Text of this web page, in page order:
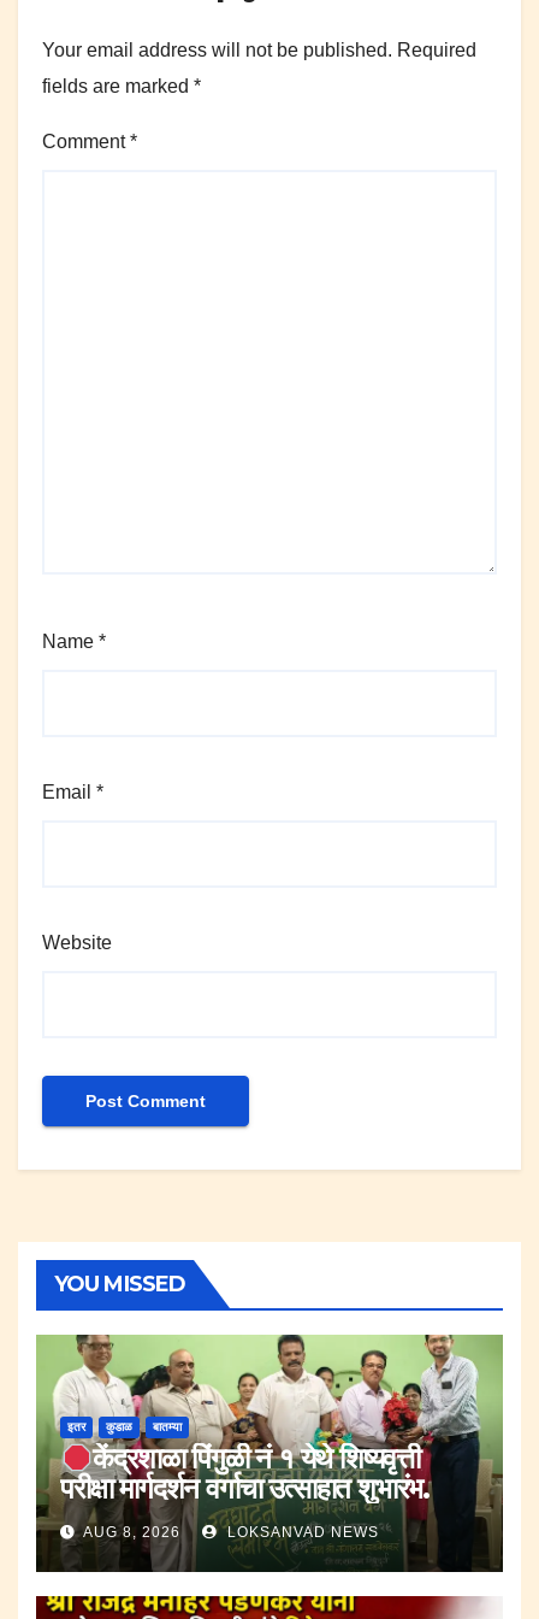
Your email address will not be published. Required
fields are marked *
Comment*
Name *
Email *
Website
YOU MISSED
इतर कुडाळ बातम्या
केंद्रशाळा पिंगुळी नं १ येथे शिष्यवृत्ती
परीक्षा मार्गदर्शन वर्गाचा उत्साहात शुभारंभ.
AUG 8, 2026 LOKSANVAD NEWS